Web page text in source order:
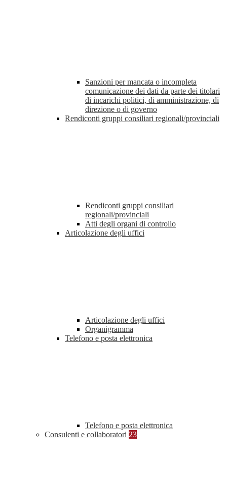
Sanzioni per mancata o incompleta
comunicazione dei dati da parte dei titolari
di incarichi politici, di amministrazione, di
direzione o di governo
Rendiconti gruppi consiliari regionali/provinciali
Rendiconti gruppi consiliari
regionali/provinciali
Atti degli organi di controllo
Articolazione degli uffici
Articolazione degli uffici
Organigramma
Telefono e posta elettronica
Telefono e posta elettronica
Consulenti e collaboratori 23